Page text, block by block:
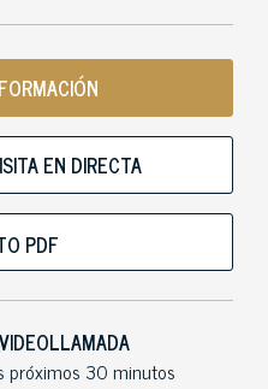
EN DIRECTA
PDF
próximos 30 minutos